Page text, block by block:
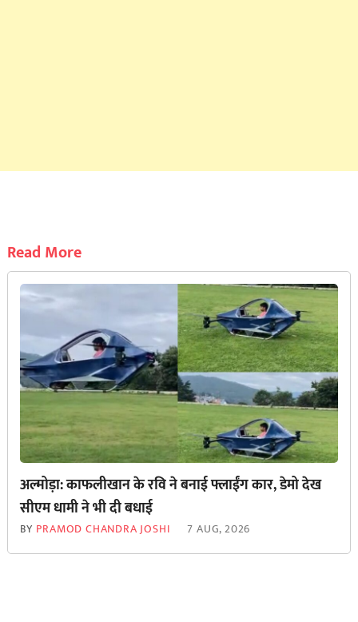
Read More
अल्मोड़ा: काफलीखान के रवि ने बनाई फ्लाईंग कार, डेमो देख
सीएम धामी ने भी दी बधाई
BY PRAMOD CHANDRA JOSHI 7 AUG, 2026